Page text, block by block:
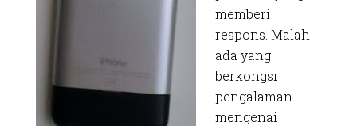
memberi
respons. Malah
ada yang
berkongsi
pengalaman
mengenai